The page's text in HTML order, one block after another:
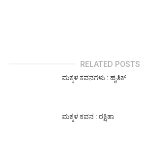
RELATED POSTS
ಮಕ್ಕಳ ಕವನಗಳು : ಹೃತಿಕ್
ಮಕ್ಕಳ ಕವನ : ರಕ್ಷಿತಾ